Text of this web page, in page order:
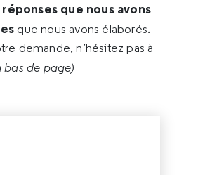
que nous avons
que nous avons élaborés.
demande, n’hésitez pas à
bas de page)